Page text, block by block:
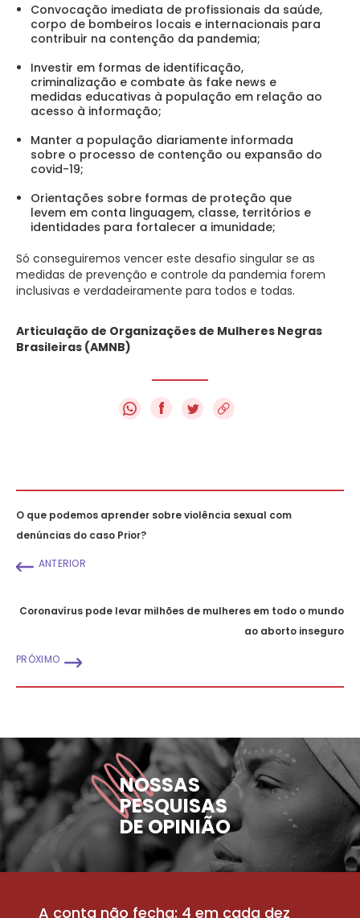
Convocação imediata de profissionais da saúde,
corpo de bombeiros locais e internacionais para
contribuir na contenção da pandemia;
Investir em formas de identificação,
criminalização e combate às fake news e
medidas educativas à população em relação ao
acesso à informação;
Manter a população diariamente informada
sobre o processo de contenção ou expansão do
covid-19;
Orientações sobre formas de proteção que
levem em conta linguagem, classe, territórios e
identidades para fortalecer a imunidade;
Só conseguiremos vencer este desafio singular se as
medidas de prevenção e controle da pandemia forem
inclusivas e verdadeiramente para todos e todas.
Articulação de Organizações de Mulheres Negras
Brasileiras (AMNB)
f
O que podemos aprender sobre violência sexual com
denúncias do caso Prior?
ANTERIOR
Coronavírus pode levar milhões de mulheres em todo o mundo
ao aborto inseguro
PRÓXIMO
NOSSAS
PESQUISAS
DE OPINIÃO
A conta não fecha: 4 em cada dez